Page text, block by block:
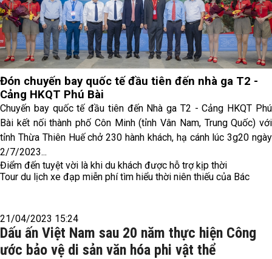
Đón chuyến bay quốc tế đầu tiên đến nhà ga T2 -
Cảng HKQT Phú Bài
Chuyến bay quốc tế đầu tiên đến Nhà ga T2 - Cảng HKQT Phú
Bài kết nối thành phố Côn Minh (tỉnh Vân Nam, Trung Quốc) với
tỉnh Thừa Thiên Huế chở 230 hành khách, hạ cánh lúc 3g20 ngày
2/7/2023...
Điểm đến tuyệt vời là khi du khách được hỗ trợ kịp thời
Tour du lịch xe đạp miễn phí tìm hiểu thời niên thiếu của Bác
21/04/2023 15:24
Dấu ấn Việt Nam sau 20 năm thực hiện Công
ước bảo vệ di sản văn hóa phi vật thể